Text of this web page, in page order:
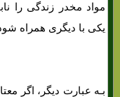
مواد مخدر زندگی را
یکی با دیگری همراه
بـه عبارت دیگر، اگر